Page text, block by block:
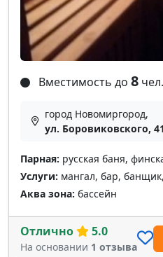
Вместимость до 8 чел.
город Новомиргород,
ул. Боровиковского, 41
Парная: русская баня,
Услуги: мангал, бар,
Аква зона: бассейн
Отлично 5.0
На основании 1 отзыва